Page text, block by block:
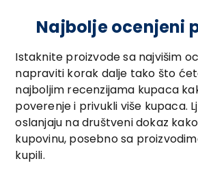
Najbolje ocenjeni
Istaknite proizvode sa najvišim
napraviti korak dalje tako što
najboljim recenzijama kupaca
poverenje i privukli više kupaca.
oslanjaju na društveni dokaz
kupovinu, posebno sa
kupili.